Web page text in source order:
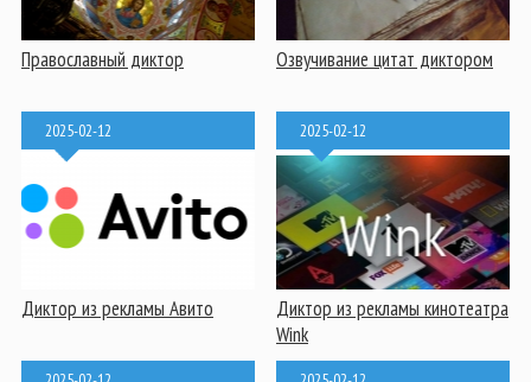
Православный диктор Озвучивание цитат диктором
2025-02-12
Диктор из рекламы Авито
2025-02-12
Диктор из рекламы кинотеатра
Wink